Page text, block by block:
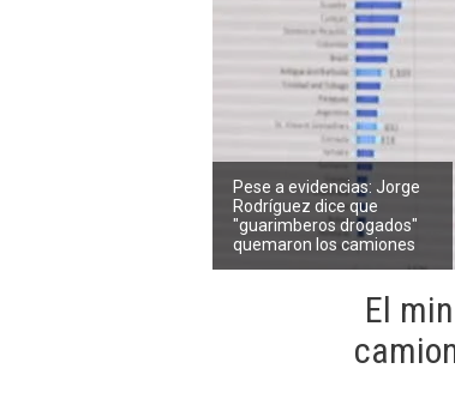
Pese a evidencias: Jorge
Rodríguez dice que
"guarimberos drogados"
quemaron los camiones
El